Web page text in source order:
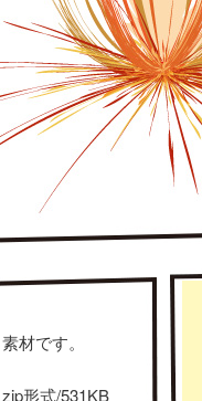
材です。
形式/531KB